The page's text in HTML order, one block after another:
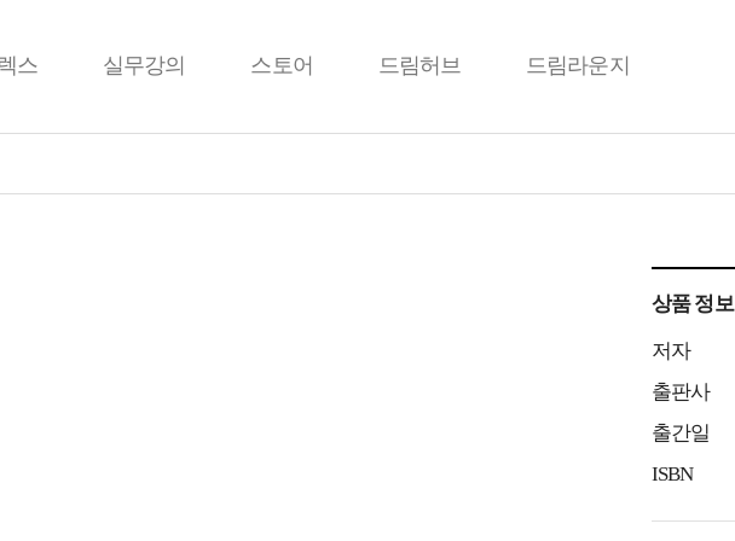
스 실무강의 스토어 드림허브 드림라운지
상품 정보
저자
출판사
출간일
ISBN